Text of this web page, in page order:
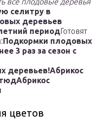
селитру в
деревьев
периодГотовят
Подкормки плодовых
3 раз за сезон с
деревьев!Абрикос
Абрикос
цветов